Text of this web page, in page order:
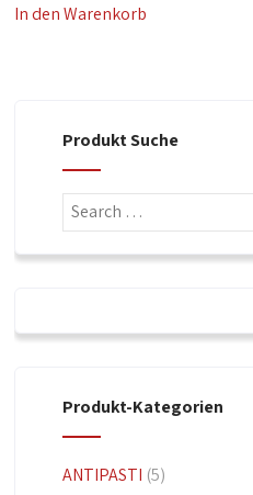
In den Warenkorb
Produkt Suche
Produkt-Kategorien
ANTIPASTI (5)